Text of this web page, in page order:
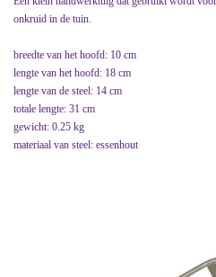
onkruid in de tuin.
breedte van het hoofd: 10 cm
lengte van het hoofd: 18 cm
lengte van de steel: 14 cm
totale lengte: 31 cm
gewicht: 0.25 kg
materiaal van steel: essenhout